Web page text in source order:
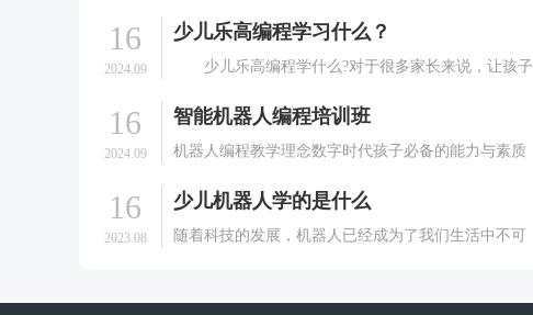
16
2024.09
少儿乐高编程学习什么？
少儿乐高编程学什么?对于很多家长来说，让孩子
一件事情。但是少儿编程有乐高编程、机器人编程
解，今天我们就一起.
16
2024.09
智能机器人编程培训班
机器人编程教学理念数字时代孩子必备的能力与素质
能力，可显著提高孩子的数字思维、信息的辨识与分
思维能力等。编程.
16
2023.08
少儿机器人学的是什么
随着科技的发展，机器人已经成为了我们生活中不可
本文将介绍少儿机器人学的定义、目标以及对孩子们